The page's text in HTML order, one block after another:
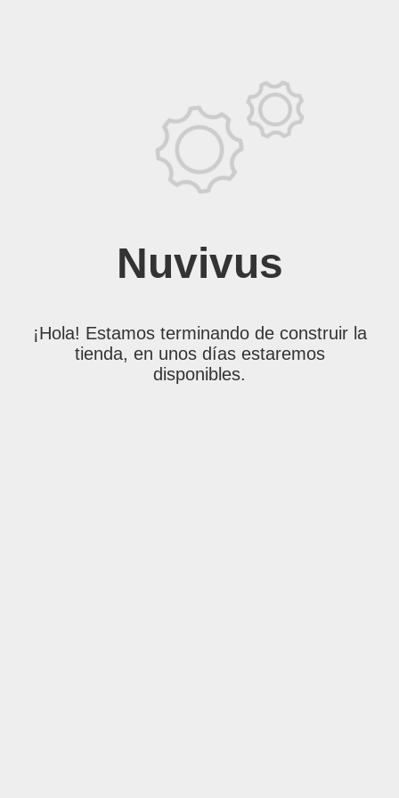
Nuvivus
¡Hola! Estamos terminando de construir la
tienda, en unos días estaremos
disponibles.